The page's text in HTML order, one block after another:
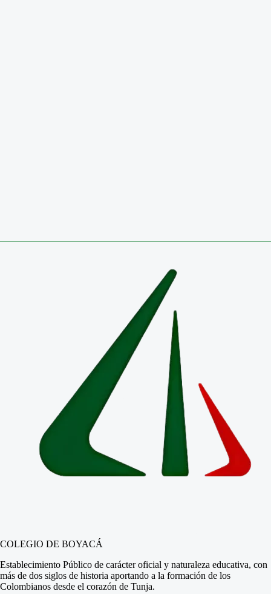
COLEGIO DE BOYACÁ
Establecimiento Público de carácter oficial y naturaleza educativa, con
más de dos siglos de historia aportando a la formación de los
Colombianos desde el corazón de Tunja.